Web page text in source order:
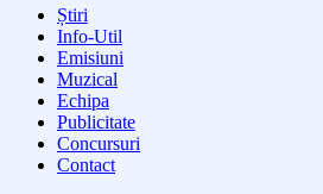
Știri
Info-Util
Emisiuni
Muzical
Echipa
Publicitate
Concursuri
Contact